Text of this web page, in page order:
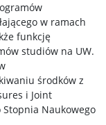
w ramach
funkcję
studiów na UW.
środków z
i Joint
Stopnia Naukowego